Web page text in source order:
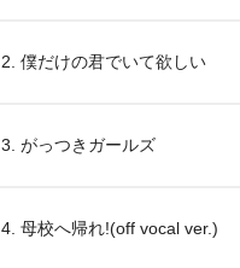
2. 僕だけの君でいて欲しい
3. がっつきガールズ
4. 母校へ帰れ!(off vocal ver.)